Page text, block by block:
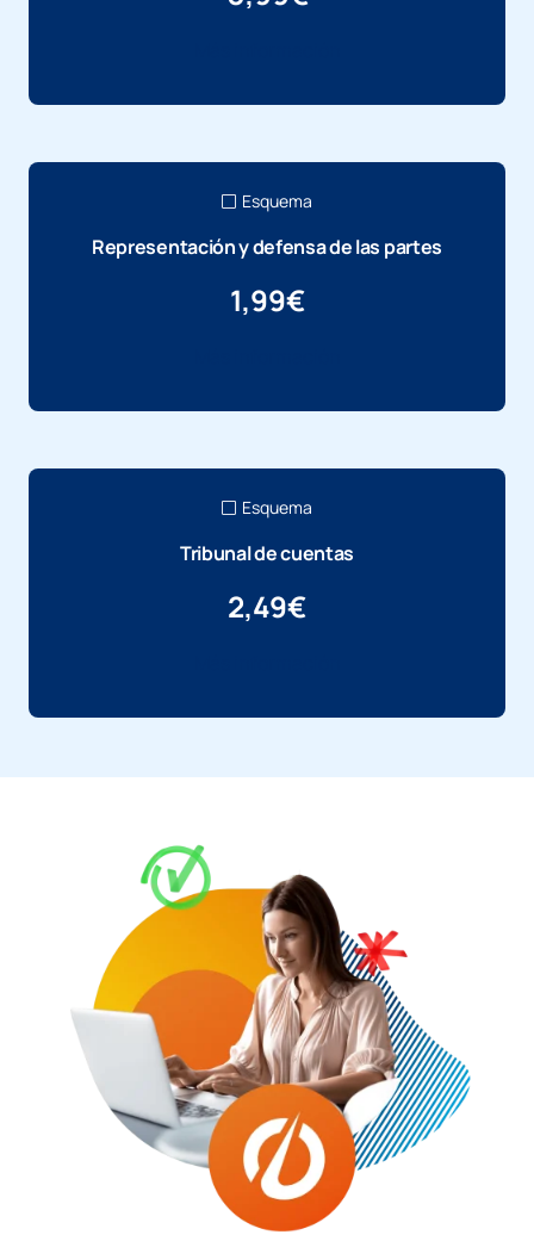
Esquema
Representación y defensa de las partes
1,99€
Esquema
Tribunal de cuentas
2,49€